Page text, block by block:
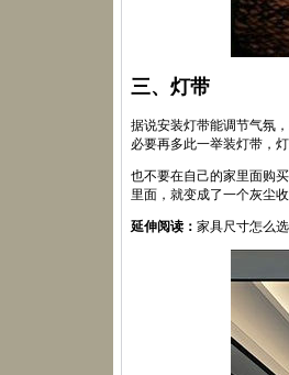
三、灯带
据说安装灯带能调节气氛
必要再多此一举装灯带，灯
也不要在自己的家里面购
里面，就变成了一个灰尘
延伸阅读： 家具尺寸怎么